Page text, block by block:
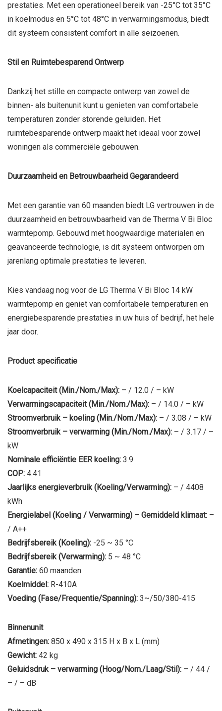
prestaties. Met een operationeel bereik van -25°C tot 35°C
in koelmodus en 5°C tot 48°C in verwarmingsmodus, biedt
dit systeem consistent comfort in alle seizoenen.
Stil en Ruimtebesparend Ontwerp
Dankzij het stille en compacte ontwerp van zowel de
binnen- als buitenunit kunt u genieten van comfortabele
temperaturen zonder storende geluiden. Het
ruimtebesparende ontwerp maakt het ideaal voor zowel
woningen als commerciële gebouwen.
Duurzaamheid en Betrouwbaarheid Gegarandeerd
Met een garantie van 60 maanden biedt LG vertrouwen in de
duurzaamheid en betrouwbaarheid van de Therma V Bi Bloc
warmtepomp. Gebouwd met hoogwaardige materialen en
geavanceerde technologie, is dit systeem ontworpen om
jarenlang optimale prestaties te leveren.
Kies vandaag nog voor de LG Therma V Bi Bloc 14 kW
warmtepomp en geniet van comfortabele temperaturen en
energiebesparende prestaties in uw huis of bedrijf, het hele
jaar door.
Product specificatie
Koelcapaciteit (Min./Nom./Max): – / 12.0 / – kW
Verwarmingscapaciteit (Min./Nom./Max): – / 14.0 / – kW
Stroomverbruik – koeling (Min./Nom./Max): – / 3.08 / – kW
Stroomverbruik – verwarming (Min./Nom./Max): – / 3.17 / –
kW
Nominale efficiëntie EER koeling: 3.9
COP: 4.41
Jaarlijks energieverbruik (Koeling/Verwarming): – / 4408
kWh
Energielabel (Koeling / Verwarming) – Gemiddeld klimaat: –
/ A++
Bedrijfsbereik (Koeling): -25 ~ 35 °C
Bedrijfsbereik (Verwarming): 5 ~ 48 °C
Garantie: 60 maanden
Koelmiddel: R-410A
Voeding (Fase/Frequentie/Spanning): 3~/50/380-415
Binnenunit
Afmetingen: 850 x 490 x 315 H x B x L (mm)
Gewicht: 42 kg
Geluidsdruk – verwarming (Hoog/Nom./Laag/Stil): – / 44 /
– / – dB